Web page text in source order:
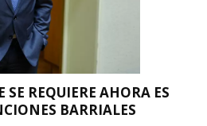
SE REQUIERE AHORA ES
BARRIALES